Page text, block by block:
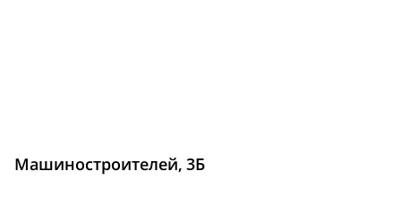
Машиностроителей, 3Б